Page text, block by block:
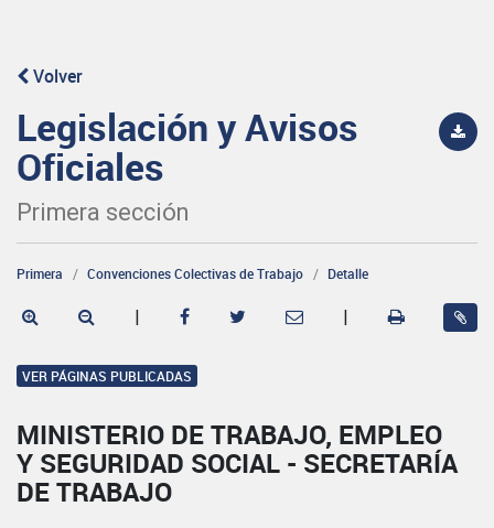
Volver
Legislación y Avisos
Oficiales
Primera sección
Primera Convenciones Colectivas de Trabajo Detalle
| |
VER PÁGINAS PUBLICADAS
MINISTERIO DE TRABAJO, EMPLEO
Y SEGURIDAD SOCIAL - SECRETARÍA
DE TRABAJO